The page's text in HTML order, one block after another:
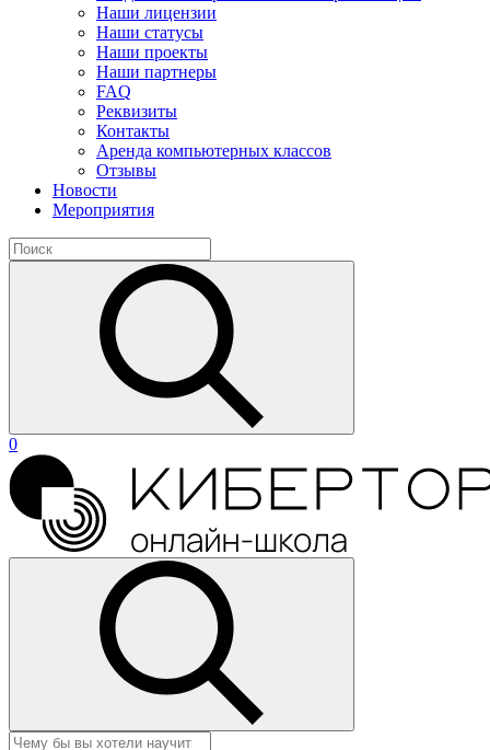
Наши лицензии
Наши статусы
Наши проекты
Наши партнеры
FAQ
Реквизиты
Контакты
Аренда компьютерных классов
Отзывы
Новости
Мероприятия
0